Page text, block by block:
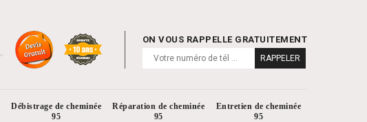
ON VOUS RAPPELLE GRATUITEMENT
Débistrage de cheminée
95
Réparation de cheminée
95
Entretien de cheminée
95